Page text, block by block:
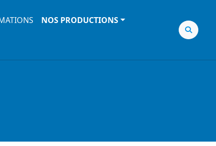
NOS PRODUCTIONS